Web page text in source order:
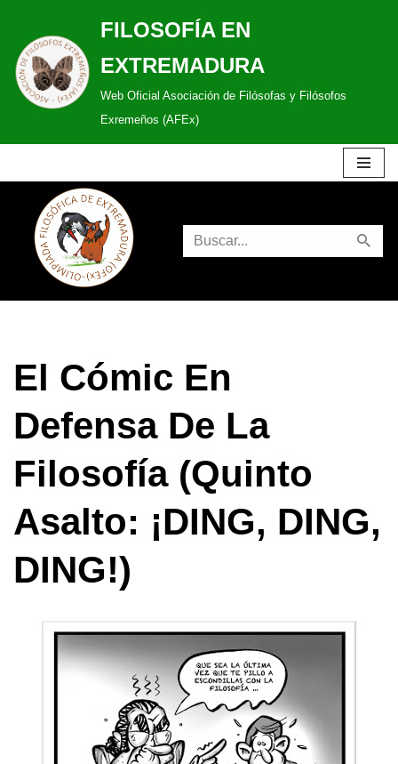
Saltar
al
contenido
FILOSOFÍA EN
EXTREMADURA
Web Oficial Asociación de Filósofas y Filósofos
Exremeños (AFEx)
El Cómic En
Defensa De La
Filosofía (quinto
Asalto: ¡DING, DING,
DING!)